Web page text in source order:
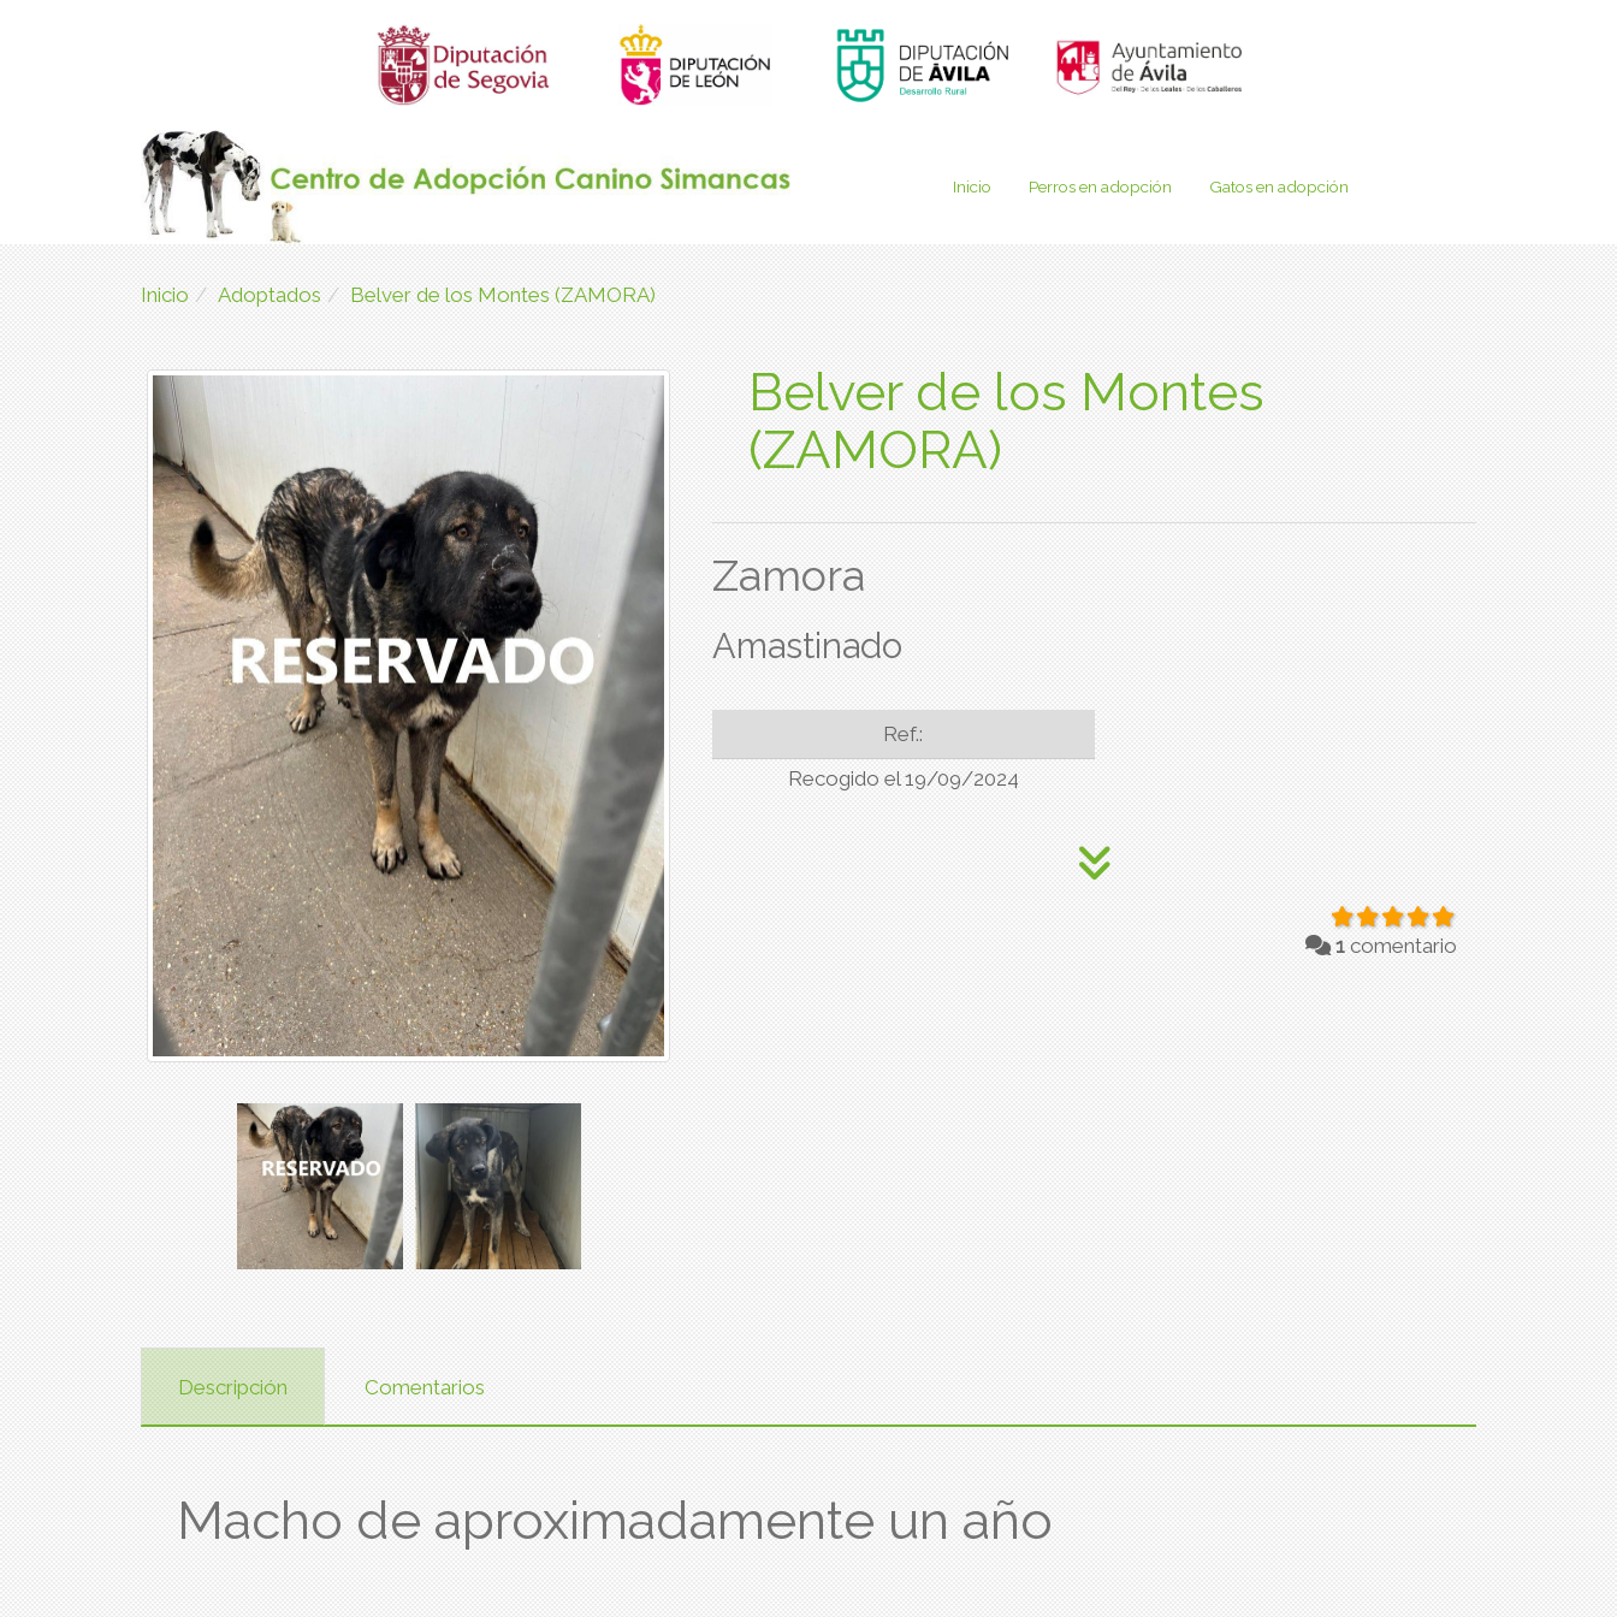
Inicio Perros en adopción Gatos en adopción
Inicio Adoptados Belver de los Montes (ZAMORA)
Belver de los Montes
(ZAMORA)
Zamora
Amastinado
Ref.:
Recogido el 19/09/2024
1 comentario
Descripción Comentarios
Macho de aproximadamente un año